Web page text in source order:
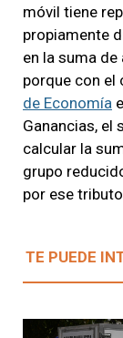
móvil tiene
propiamente
en la suma
porque con el
de Economía
Ganancias, el
calcular la
grupo
por ese
TE PUEDE